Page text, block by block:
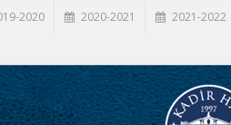
2020 2020-2021 2021-2022